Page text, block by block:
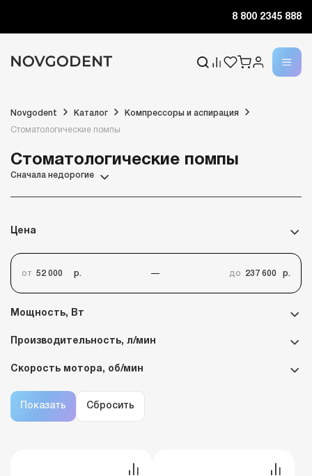
8 800 2345 888
Novgodent Каталог Компрессоры и аспирация
Стоматологические помпы
Стоматологические помпы
Сначала недорогие
Цена
от р. до р.
Мощность, Вт
Производительность, л/мин
Скорость мотора, об/мин